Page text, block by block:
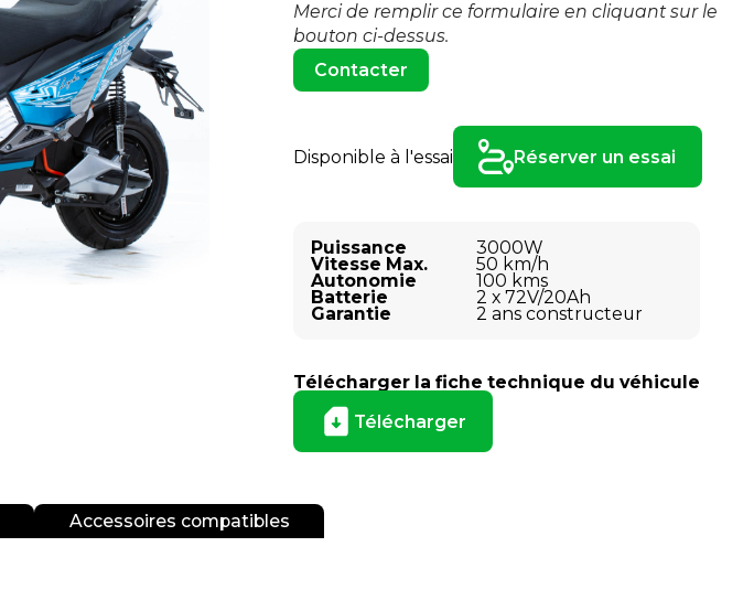
Merci de remplir ce formulaire en cliquant sur le
bouton ci-dessus.
Contacter
Disponible à l'essai Réserver un essai
Puissance 3000W
Vitesse Max. 50 km/h
Autonomie 100 kms
Batterie 2 x 72V/20Ah
Garantie 2 ans constructeur
Télécharger la fiche technique du véhicule
Télécharger
Accessoires compatibles